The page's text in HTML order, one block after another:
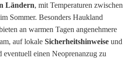
Ländern, mit Temperaturen zwischen
Sommer. Besonders Haukland
an warmen Tagen angenehmere
auf lokale Sicherheitshinweise und
eventuell einen Neoprenanzug zu